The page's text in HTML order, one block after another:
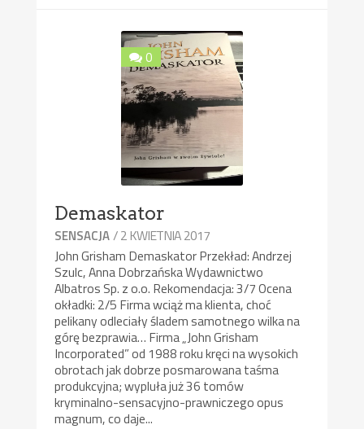
0
Demaskator
SENSACJA/ 2 KWIETNIA 2017
John Grisham Demaskator Przekład: Andrzej
Szulc, Anna Dobrzańska Wydawnictwo
Albatros Sp. z o.o. Rekomendacja: 3/7 Ocena
okładki: 2/5 Firma wciąż ma klienta, choć
pelikany odleciały śladem samotnego wilka na
górę bezprawia… Firma „John Grisham
Incorporated” od 1988 roku kręci na wysokich
obrotach jak dobrze posmarowana taśma
produkcyjna; wypluła już 36 tomów
kryminalno-sensacyjno-prawniczego opus
magnum, co daje...